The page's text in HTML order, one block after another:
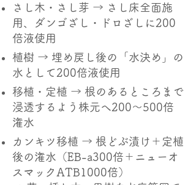
さし木・さし芽 → さし床全面施
用、ダンゴざし・ドロざしに200
倍液使用
植樹 → 埋め戻し後の「水決め」の
水として200倍液使用
移植・定植 → 根のあるところまで
浸透するよう株元へ200～500倍
潅水
カンキツ移植 → 根どぶ漬け＋定植
後の潅水（EB-a300倍＋ニューオ
スマックATB1000倍）